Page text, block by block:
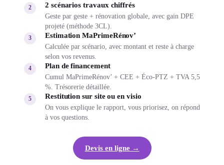
2 2 scénarios travaux chiffrés
Geste par geste + rénovation globale, avec gain DPE
projeté (méthode 3CL).
3 Estimation MaPrimeRénov’
Calculée par scénario, avec montant et reste à charge
selon vos revenus.
4 Plan de financement
Cumul MaPrimeRénov’ + CEE + Éco-PTZ + TVA 5,5
%. Trésorerie détaillée.
5 Restitution sur site ou en visio
On vous explique le rapport, vous priorisez, on répond
à vos questions.
Devis en ligne →